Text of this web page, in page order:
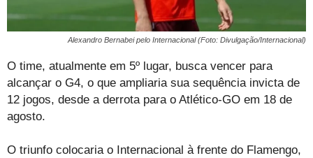
Alexandro Bernabei pelo Internacional (Foto: Divulgação/Internacional)
O time, atualmente em 5º lugar, busca vencer para
alcançar o G4, o que ampliaria sua sequência invicta de
12 jogos, desde a derrota para o Atlético-GO em 18 de
agosto.
O triunfo colocaria o Internacional à frente do Flamengo,